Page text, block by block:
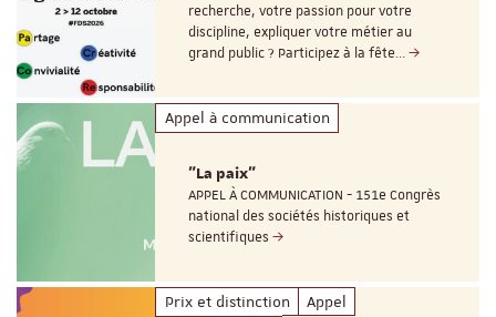
recherche, votre passion pour votre
discipline, expliquer votre métier au
grand public ? Participez à la fête…
Appel à communication
"La paix"
APPEL À COMMUNICATION - 151e Congrès
national des sociétés historiques et
scientifiques
Prix et distinction Appel